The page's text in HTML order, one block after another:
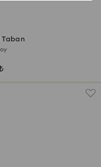
Taban